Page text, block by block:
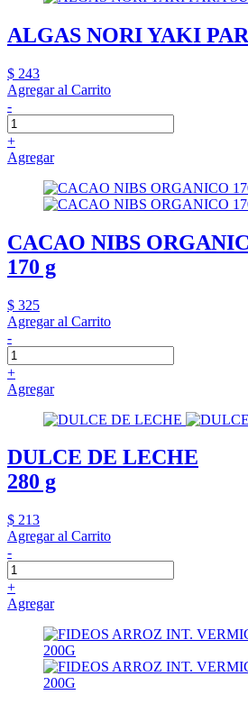
ALGAS NORI YAKI
$ 243
Agregar al Carrito
-
+
Agregar
CACAO NIBS
170 g
$ 325
Agregar al Carrito
-
+
Agregar
DULCE DE LECHE
280 g
$ 213
Agregar al Carrito
-
+
Agregar